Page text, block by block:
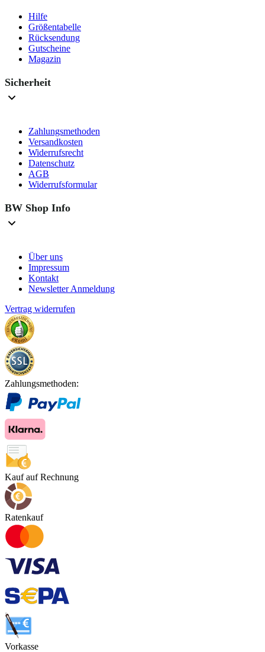
Hilfe
Größentabelle
Rücksendung
Gutscheine
Magazin
Sicherheit
Zahlungsmethoden
Versandkosten
Widerrufsrecht
Datenschutz
AGB
Widerrufsformular
BW Shop Info
Über uns
Impressum
Kontakt
Newsletter Anmeldung
Vertrag widerrufen
Zahlungsmethoden:
Kauf auf Rechnung
Ratenkauf
Vorkasse